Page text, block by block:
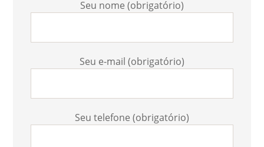
Seu nome (obrigatório)
Seu e-mail (obrigatório)
Seu telefone (obrigatório)